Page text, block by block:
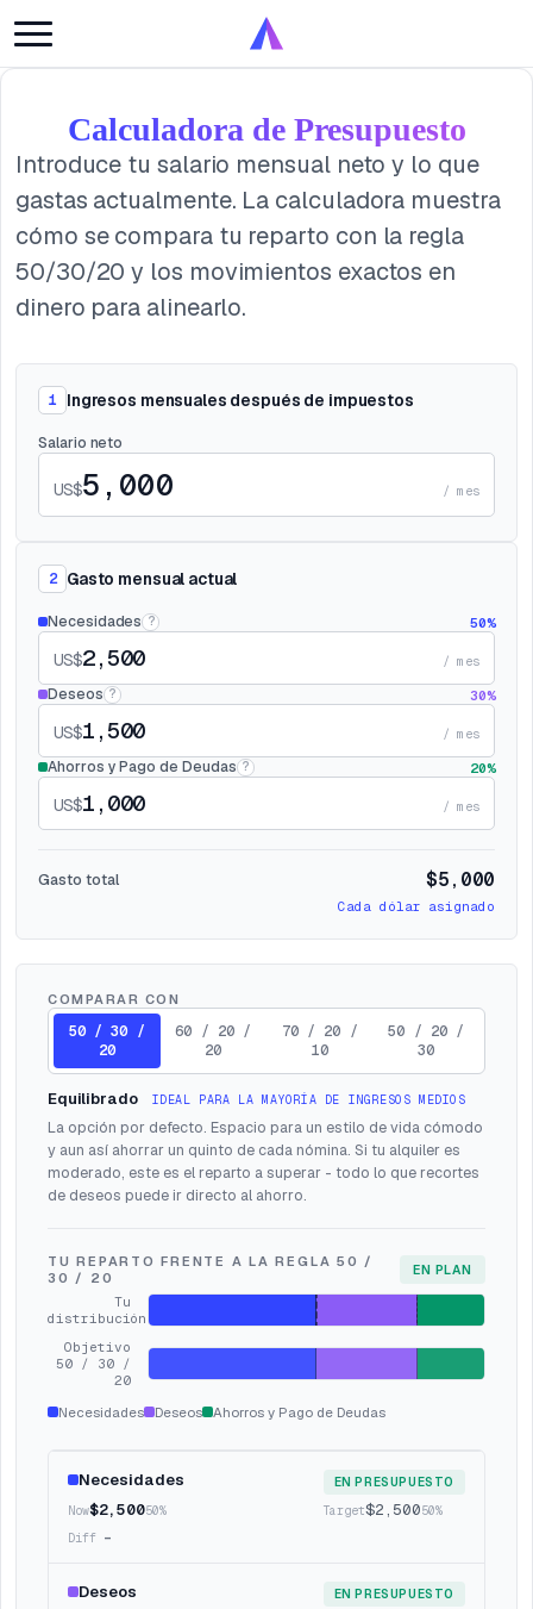
Calculadora de Presupuesto
Introduce tu salario mensual neto y lo que
gastas actualmente. La calculadora muestra
cómo se compara tu reparto con la regla
50/30/20 y los movimientos exactos en
dinero para alinearlo.
1 Ingresos mensuales después de impuestos
Salario neto
US$ / mes
2 Gasto mensual actual
Necesidades ? 50%
US$ / mes
Deseos ? 30%
US$ / mes
Ahorros y Pago de Deudas ? 20%
US$ / mes
Gasto total $5,000
Cada dólar asignado
COMPARAR CON
50 / 30 /
20
60 / 20 /
20
70 / 20 /
10
50 / 20 /
30
Equilibrado IDEAL PARA LA MAYORÍA DE INGRESOS MEDIOS
La opción por defecto. Espacio para un estilo de vida cómodo
y aun así ahorrar un quinto de cada nómina. Si tu alquiler es
moderado, este es el reparto a superar - todo lo que recortes
de deseos puede ir directo al ahorro.
TU REPARTO FRENTE A LA REGLA 50 /
30 / 20
EN PLAN
Tu
distribución
Objetivo
50 / 30 /
20
Necesidades Deseos Ahorros y Pago de Deudas
Necesidades
$2,50050% $2,50050%
-
EN PRESUPUESTO
Deseos
EN PRESUPUESTO